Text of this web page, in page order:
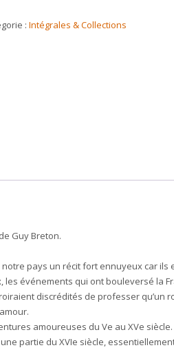
: Intégrales & Collections
Guy Breton.
pays un récit fort ennuyeux car ils
événements qui ont bouleversé la
discrédités de professer qu’un
amoureuses du Ve au XVe
partie du XVIe siècle,